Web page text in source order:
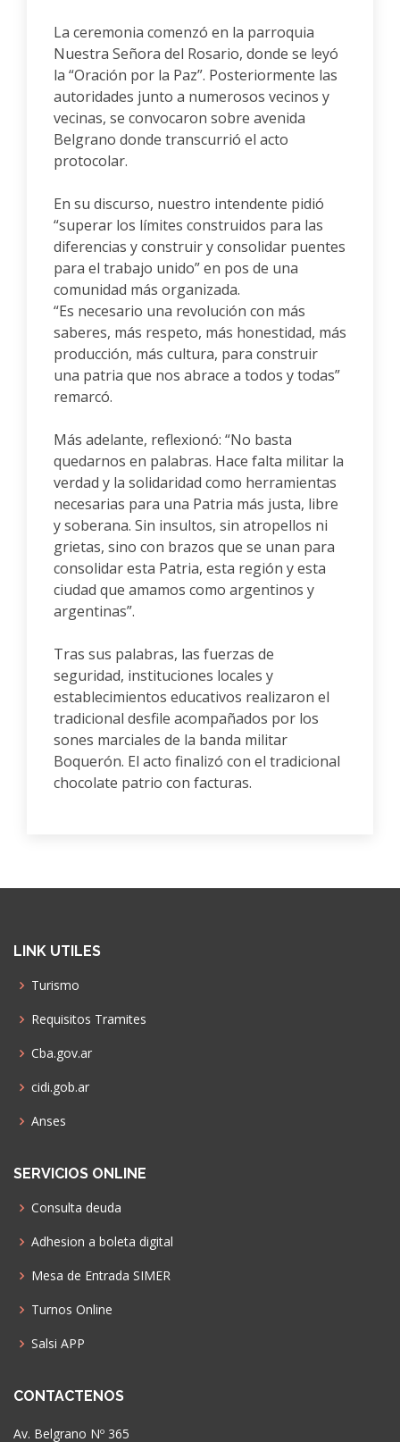
La ceremonia comenzó en la parroquia
Nuestra Señora del Rosario, donde se leyó
la “Oración por la Paz”. Posteriormente las
autoridades junto a numerosos vecinos y
vecinas, se convocaron sobre avenida
Belgrano donde transcurrió el acto
protocolar.
En su discurso, nuestro intendente pidió
“superar los límites construidos para las
diferencias y construir y consolidar puentes
para el trabajo unido” en pos de una
comunidad más organizada.
“Es necesario una revolución con más
saberes, más respeto, más honestidad, más
producción, más cultura, para construir
una patria que nos abrace a todos y todas”
remarcó.
Más adelante, reflexionó: “No basta
quedarnos en palabras. Hace falta militar la
verdad y la solidaridad como herramientas
necesarias para una Patria más justa, libre
y soberana. Sin insultos, sin atropellos ni
grietas, sino con brazos que se unan para
consolidar esta Patria, esta región y esta
ciudad que amamos como argentinos y
argentinas”.
Tras sus palabras, las fuerzas de
seguridad, instituciones locales y
establecimientos educativos realizaron el
tradicional desfile acompañados por los
sones marciales de la banda militar
Boquerón. El acto finalizó con el tradicional
chocolate patrio con facturas.
LINK UTILES
Turismo
Requisitos Tramites
Cba.gov.ar
cidi.gob.ar
Anses
SERVICIOS ONLINE
Consulta deuda
Adhesion a boleta digital
Mesa de Entrada SIMER
Turnos Online
Salsi APP
CONTACTENOS
Av. Belgrano Nº 365